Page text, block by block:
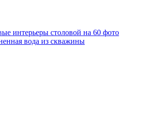
интерьеры столовой на 60 фото
вода из скважины